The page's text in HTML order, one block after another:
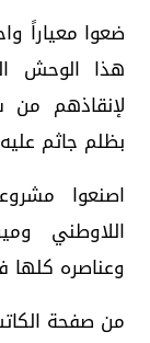
ضعوا معياراً
هذا الوحش
لإنقاذهم
بظلم جاثم عليه منذ
اصنعوا
اللاوطني
وعناصره
من صفحة